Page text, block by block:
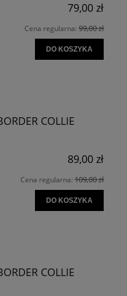
79,00 zł
Cena regularna: 99,00 zł
DO KOSZYKA
COLLIE
89,00 zł
Cena regularna: 109,00 zł
DO KOSZYKA
COLLIE